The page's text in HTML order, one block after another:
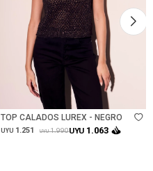
Talle
TOP CALADOS LUREX - NEGRO
UYU 1.251 UYU 1.990UYU 1.063